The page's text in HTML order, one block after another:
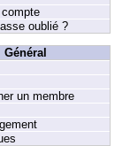
oublié ?
Général
un membre